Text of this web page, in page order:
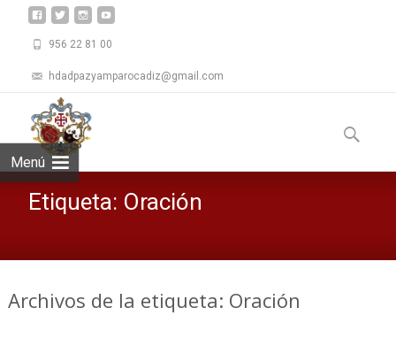
956 22 81 00
hdadpazyamparocadiz@gmail.com
Menú
alBuscar:
Etiqueta: Oración
Archivos de la etiqueta: Oración